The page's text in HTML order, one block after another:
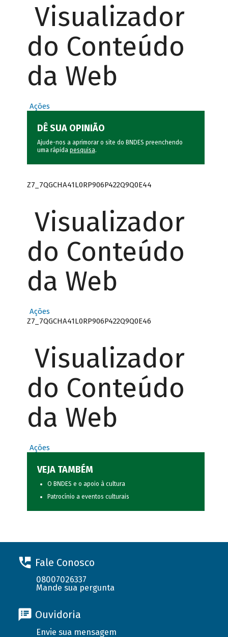
Visualizador
do Conteúdo
da Web
Ações
DÊ SUA OPINIÃO
Ajude-nos a aprimorar o site do BNDES preenchendo
uma rápida pesquisa.
Z7_7QGCHA41L0RP906P422Q9Q0E44
Visualizador
do Conteúdo
da Web
Ações
Z7_7QGCHA41L0RP906P422Q9Q0E46
Visualizador
do Conteúdo
da Web
Ações
VEJA TAMBÉM
O BNDES e o apoio à cultura
Patrocínio a eventos culturais
Fale Conosco
08007026337
Mande sua pergunta
Ouvidoria
Envie sua mensagem